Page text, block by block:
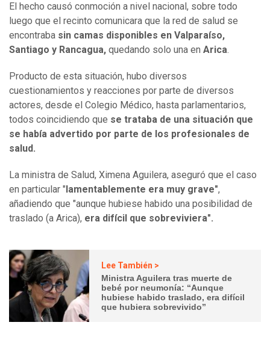
El hecho causó conmoción a nivel nacional, sobre todo
luego que el recinto comunicara que la red de salud se
encontraba sin camas disponibles en Valparaíso,
Santiago y Rancagua, quedando solo una en Arica.
Producto de esta situación, hubo diversos
cuestionamientos y reacciones por parte de diversos
actores, desde el Colegio Médico, hasta parlamentarios,
todos coincidiendo que se trataba de una situación que
se había advertido por parte de los profesionales de
salud.
La ministra de Salud, Ximena Aguilera, aseguró que el caso
en particular " lamentablemente era muy grave",
añadiendo que "aunque hubiese habido una posibilidad de
traslado (a Arica), era difícil que sobreviviera".
Lee También >
Ministra Aguilera tras muerte de
bebé por neumonía: “Aunque
hubiese habido traslado, era difícil
que hubiera sobrevivido”